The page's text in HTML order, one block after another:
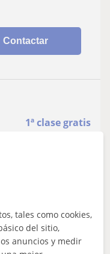
Contactar
1ª clase gratis
de
primaria y
necesidades de
tales como cookies,
del sitio,
anuncios y medir